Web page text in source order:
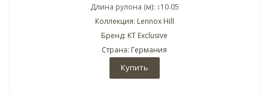
Длина рулона (м): ↕10.05
Коллекция: Lennox Hill
Бренд: KT Exclusive
Страна: Германия
Купить